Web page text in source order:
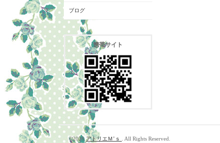
ブログ
携帯サイト
©2026アトリエＭ’ｓ . All Rights Reserved.